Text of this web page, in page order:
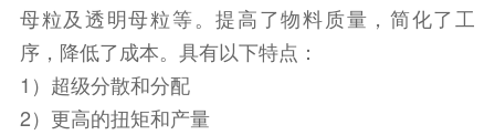
母粒及透明母粒等。提高了物料质量，简化了工
序，降低了成本。具有以下特点：
1）超级分散和分配
2）更高的扭矩和产量